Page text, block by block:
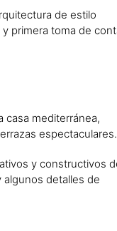
de estilo
primera toma de
casa mediterránea,
espectaculares.
y constructivos
detalles de